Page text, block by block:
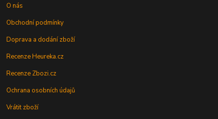
O nás
Obchodní podmínky
Doprava a dodání zboží
Recenze Heureka.cz
Recenze Zbozi.cz
Ochrana osobních údajů
Vrátit zboží